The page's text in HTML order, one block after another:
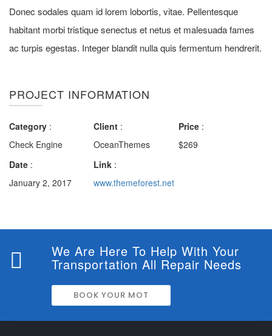
Donec sodales quam id lorem lobortis, vitae. Pellentesque
habitant morbi tristique senectus et netus et malesuada fames
ac turpis egestas. Integer blandit nulla quis fermentum hendrerit.
PROJECT INFORMATION
Category :
Check Engine
Client :
OceanThemes
Price :
$269
Date :
January 2, 2017
Link :
www.themeforest.net
We Are Here To Help With Your
Transportation All Repair Needs
BOOK YOUR MOT